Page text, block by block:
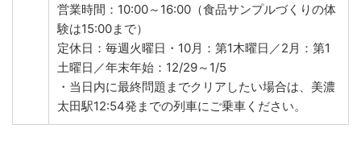
営業時間：10:00～16:00（食品サンプルづくりの体
験は15:00まで）
定休日：毎週火曜日・10月：第1木曜日／2月：第1
土曜日／年末年始：12/29～1/5
・当日内に最終問題までクリアしたい場合は、美濃
太田駅12:54発までの列車にご乗車ください。